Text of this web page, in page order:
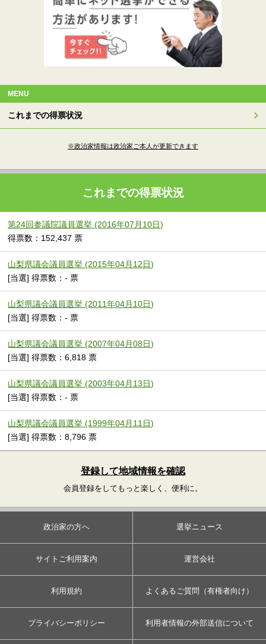
MENU
これまでの得票状況
※政治家情報は政治家ご本人が更新できます
これまでの得票状況
第24回参議院議員選挙 (2016年07月10日)
得票数：152,437 票
山梨県議会議員選挙 (2015年04月12日)
[当選] 得票数：- 票
山梨県議会議員選挙 (2011年04月10日)
[当選] 得票数：- 票
山梨県議会議員選挙 (2007年04月08日)
[当選] 得票数：6,818 票
山梨県議会議員選挙 (2003年04月13日)
[当選] 得票数：- 票
山梨県議会議員選挙 (1999年04月11日)
[当選] 得票数：8,796 票
登録して地域情報を確認
会員登録をしてもっと楽しく、便利に。
政治家の方へ 選挙ニュース
サイトご利用案内 運営会社
利用規約 よくあるご質問（有権者向け）
プライバシーポリシー 利用者情報の外部送信について